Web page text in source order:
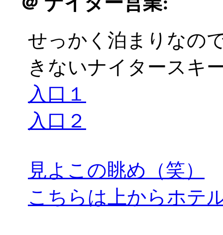
せっかく泊まりなの
きないナイタースキ
入口１
入口２
見よこの眺め（笑）
こちらは上からホテ